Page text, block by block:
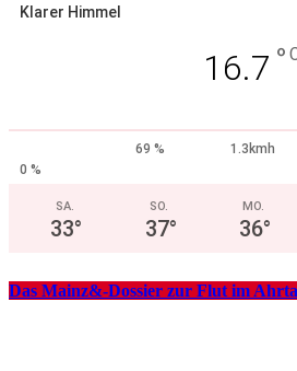
Klarer Himmel
16.7 °
69 %
1.3kmh
0 %
SA.
33°
SO.
37°
MO.
36°
Das Mainz&-Dossier zur Flut im